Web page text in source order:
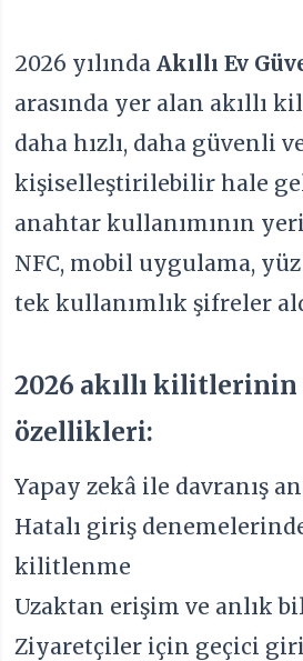
2026 yılındaAkıllı Ev
arasında yer alan akıllı
daha hızlı, daha güvenli
kişiselleştirilebilir hale
anahtar kullanımının
NFC, mobil uygulama,
tek kullanımlık şifreler
2026 akıllı
özellikleri:
Yapay zekâ ile davranış
Hatalı giriş
kilitlenme
Uzaktan erişim ve anlık
Ziyaretçiler için geçici